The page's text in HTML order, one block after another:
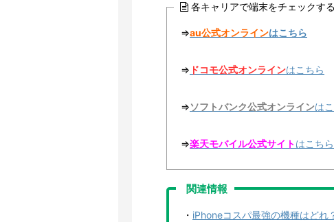
各キャリアで端末をチェックす
⇒au公式オンラインはこちら
⇒ ドコモ公式オンラインはこちら
⇒ソフトバンク公式オンラインは
⇒楽天モバイル公式サイトはこちら
関連情報
・ iPhoneコスパ最強の機種はどれ